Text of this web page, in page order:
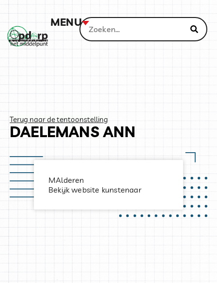
MENU
Terug naar de tentoonstelling
DAELEMANS ANN
MAlderen
Bekijk website kunstenaar